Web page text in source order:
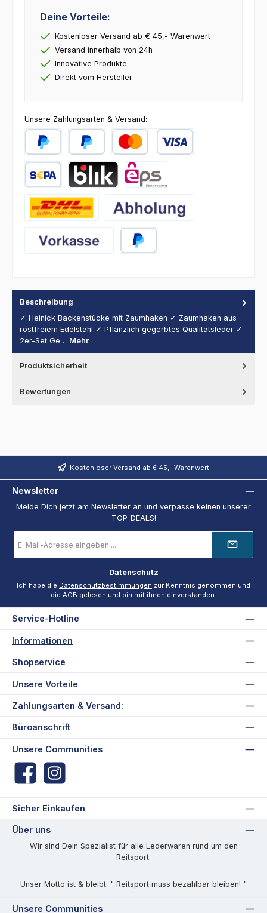
Deine Vorteile:
Kostenloser Versand ab € 45,- Warenwert
Versand innerhalb von 24h
Innovative Produkte
Direkt vom Hersteller
Unsere Zahlungsarten & Versand:
PayPal Später BezahlenKredit- oder Debitkarte
Abholung
Beschreibung
✓ Heinick Backenstücke mit Zaumhaken ✓ Zaumhaken aus
rostfreiem Edelstahl ✓ Pflanzlich gegerbtes Qualitätsleder ✓
2er-Set Ge… Mehr
Produktsicherheit
Bewertungen
Kostenloser Versand ab € 45,- Warenwert
Newsletter
Melde Dich jetzt am Newsletter an und verpasse keinen unserer
TOP-DEALS!
Mail-
Adresse
Datenschutz
Ich habe die Datenschutzbestimmungen zur Kenntnis genommen und
die AGB gelesen und bin mit ihnen einverstanden.
Service-Hotline
Informationen
Shopservice
Unsere Vorteile
Unsere Communities
FacebookInstagram
Zahlungsarten & Versand:
Büroanschrift
Sicher Einkaufen
Über uns
Wir sind Dein Spezialist für alle Lederwaren rund um den
Reitsport.
Unser Motto ist & bleibt: " Reitsport muss bezahlbar bleiben! "
Unsere Communities